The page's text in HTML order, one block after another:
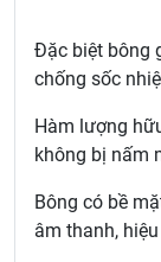
Đặc biệt bông
chống sốc
Hàm lượng
không bị nấm
Bông có bề
âm thanh,